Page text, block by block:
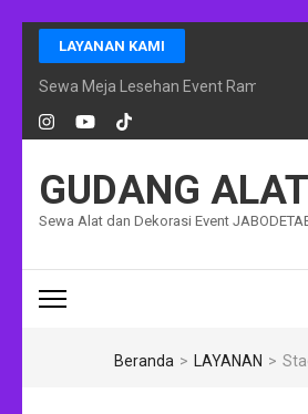
Lompat
ke
konten
(Tekan
Enter)
LAYANAN KAMI
Sewa Meja Lesehan Event Ramadhan
GUDANG
Sewa Alat dan Dekorasi Event
Beranda > LAYANAN >